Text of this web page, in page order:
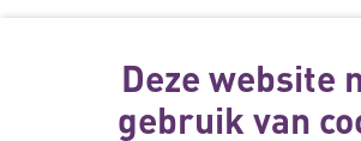
Deze website
gebruik van